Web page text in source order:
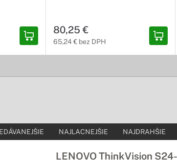
našich zákazníkov.
Lenovo
pri práci či zábave
bod rovnako ďaleko od očí, a vy tak veľmi dobre
80,25 €
65,24 € bez DPH
NAJLACNEJŠIE NAJDRAHŠIE
LENOVO ThinkVision